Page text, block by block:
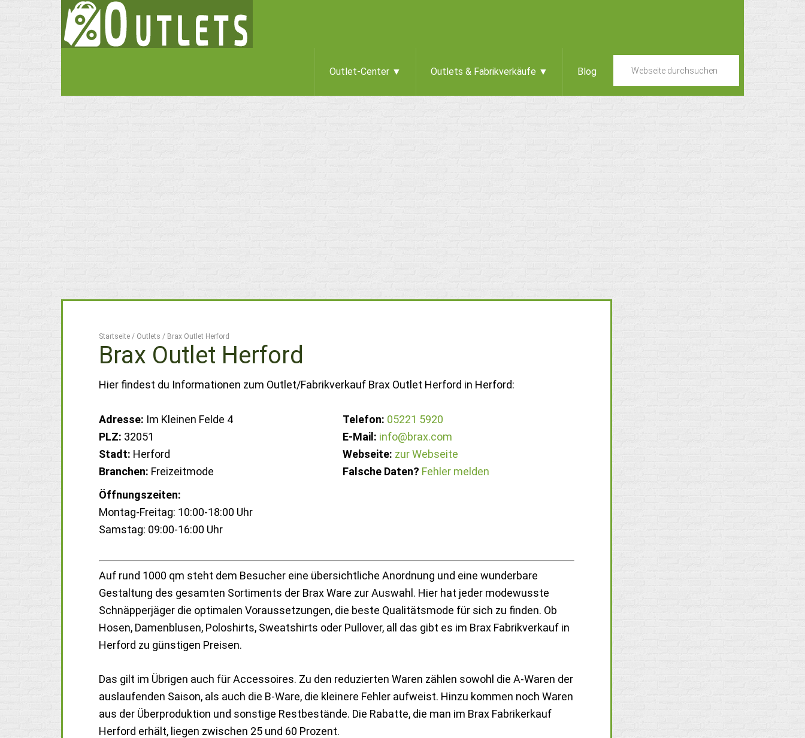
Outlet-Center ▼ Outlets & Fabrikverkäufe ▼ Blog
Startseite / Outlets / Brax Outlet Herford
Brax Outlet Herford
Hier findest du Informationen zum Outlet/Fabrikverkauf Brax Outlet Herford in Herford:
Adresse: Im Kleinen Felde 4
PLZ: 32051
Stadt: Herford
Branchen: Freizeitmode
Telefon: 05221 5920
E-Mail: info@brax.com
Webseite: zur Webseite
Falsche Daten? Fehler melden
Öffnungszeiten:
Montag-Freitag: 10:00-18:00 Uhr
Samstag: 09:00-16:00 Uhr
Auf rund 1000 qm steht dem Besucher eine übersichtliche Anordnung und eine wunderbare
Gestaltung des gesamten Sortiments der Brax Ware zur Auswahl. Hier hat jeder modewusste
Schnäpperjäger die optimalen Voraussetzungen, die beste Qualitätsmode für sich zu finden. Ob
Hosen, Damenblusen, Poloshirts, Sweatshirts oder Pullover, all das gibt es im Brax Fabrikverkauf in
Herford zu günstigen Preisen.
Das gilt im Übrigen auch für Accessoires. Zu den reduzierten Waren zählen sowohl die A-Waren der
auslaufenden Saison, als auch die B-Ware, die kleinere Fehler aufweist. Hinzu kommen noch Waren
aus der Überproduktion und sonstige Restbestände. Die Rabatte, die man im Brax Fabrikerkauf
Herford erhält, liegen zwischen 25 und 60 Prozent.